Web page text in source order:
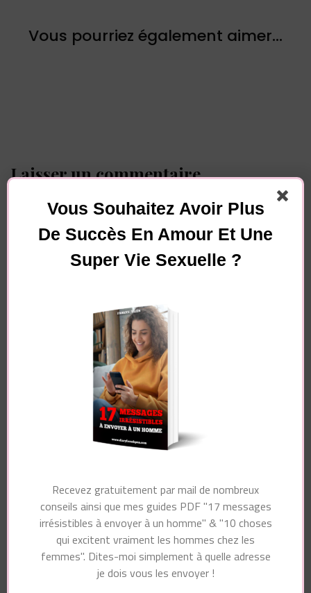
Vous pourriez également aimer...
Laisser un commentaire
Votre adresse e-mail ne sera pas publiée.Les
Commentaire
Site web
Vous Souhaitez Avoir Plus
De Succès En Amour Et Une
Super Vie Sexuelle ?
Recevez gratuitement par mail de nombreux
conseils ainsi que mes guides PDF "17 messages
irrésistibles à envoyer à un homme" & "10 choses
qui excitent vraiment les hommes chez les
femmes". Dites-moi simplement à quelle adresse
je dois vous les envoyer !